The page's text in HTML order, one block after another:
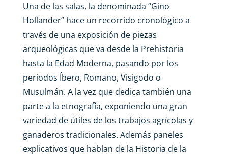
Una de las salas, la denominada “Gino
Hollander” hace un recorrido cronológico a
través de una exposición de piezas
arqueológicas que va desde la Prehistoria
hasta la Edad Moderna, pasando por los
periodos Íbero, Romano, Visigodo o
Musulmán. A la vez que dedica también una
parte a la etnografía, exponiendo una gran
variedad de útiles de los trabajos agrícolas y
ganaderos tradicionales. Además paneles
explicativos que hablan de la Historia de la